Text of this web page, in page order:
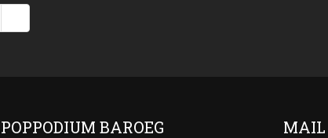
POPPODIUM BAROEG MAIL